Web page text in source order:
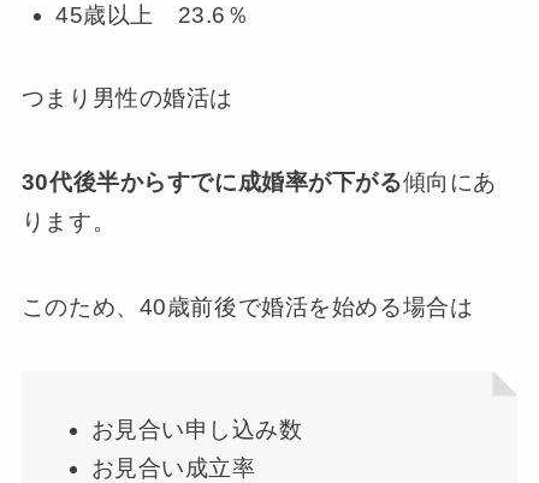
45歳以上 23.6％
つまり男性の婚活は
30代後半からすでに成婚率が下がる傾向にあ
ります。
このため、40歳前後で婚活を始める場合は
お見合い申し込み数
お見合い成立率